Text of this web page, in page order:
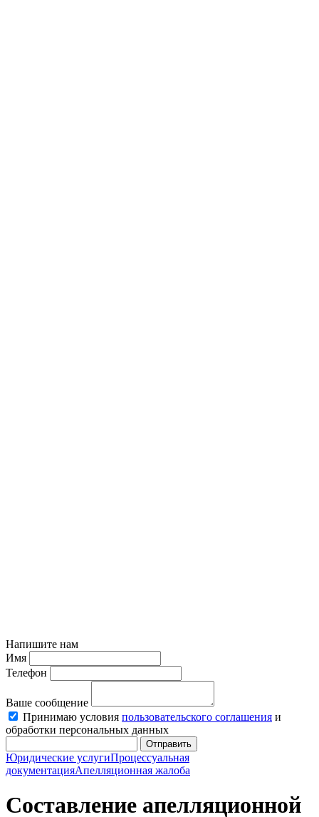
Напишите нам
Имя
Телефон
Ваше сообщение
Принимаю условия пользовательского соглашения и
обработки персональных данных
Отправить
Юридические услугиПроцессуальная
документацияАпелляционная жалоба
Составление апелляционной